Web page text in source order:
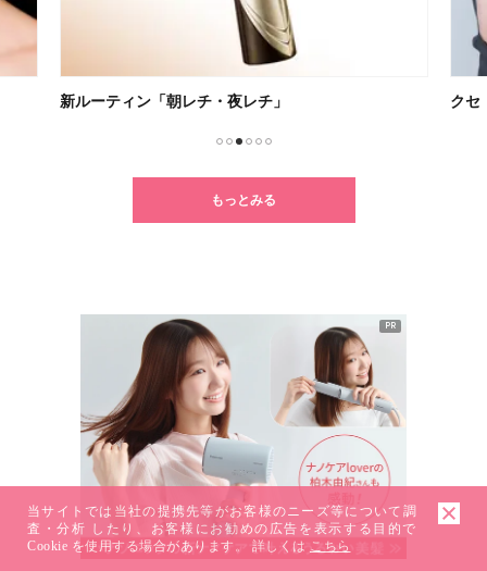
新ルーティン「朝レチ・夜レチ」 クセ
もっとみる
PR
当サイトでは当社の提携先等がお客様のニーズ等について調
査・分析 したり、お客様にお勧めの広告を表示する目的で
Cookie を使用する場合があります。 詳しくは こちら